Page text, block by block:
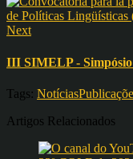
Next
III SIMELP -
Tags: Notícias
Artigos Relacionados